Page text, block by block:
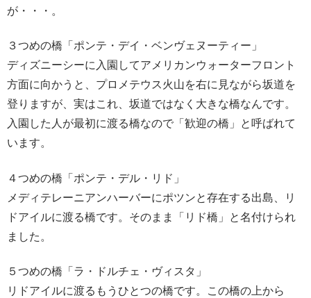
が・・・。
３つめの橋「ポンテ・デイ・ベンヴェヌーティー」
ディズニーシーに入園してアメリカンウォーターフロント
方面に向かうと、プロメテウス火山を右に見ながら坂道を
登りますが、実はこれ、坂道ではなく大きな橋なんです。
入園した人が最初に渡る橋なので「歓迎の橋」と呼ばれて
います。
４つめの橋「ポンテ・デル・リド」
メディテレーニアンハーバーにポツンと存在する出島、リ
ドアイルに渡る橋です。そのまま「リド橋」と名付けられ
ました。
５つめの橋「ラ・ドルチェ・ヴィスタ」
リドアイルに渡るもうひとつの橋です。この橋の上から